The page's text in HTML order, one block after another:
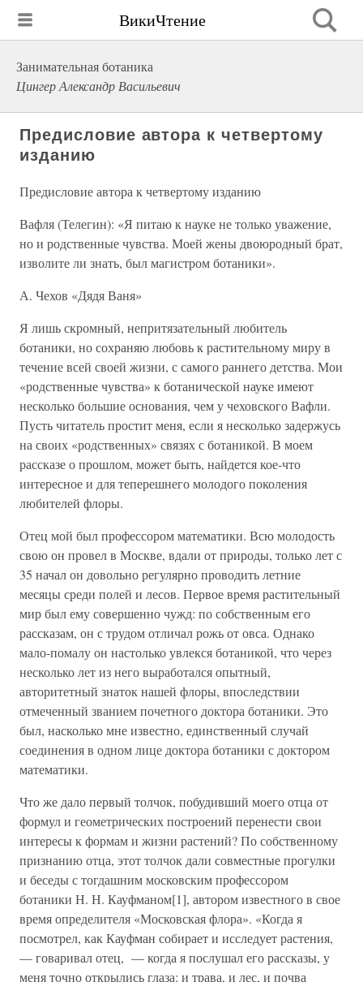
ВикиЧтение
Занимательная ботаника
Цингер Александр Васильевич
Предисловие автора к четвертому
изданию
Предисловие автора к четвертому изданию
Вафля (Телегин): «Я питаю к науке не только уважение,
но и родственные чувства. Моей жены двоюродный брат,
изволите ли знать, был магистром ботаники».
А. Чехов «Дядя Ваня»
Я лишь скромный, непритязательный любитель
ботаники, но сохраняю любовь к растительному миру в
течение всей своей жизни, с самого раннего детства. Мои
«родственные чувства» к ботанической науке имеют
несколько большие основания, чем у чеховского Вафли.
Пусть читатель простит меня, если я несколько задержусь
на своих «родственных» связях с ботаникой. В моем
рассказе о прошлом, может быть, найдется кое-что
интересное и для теперешнего молодого поколения
любителей флоры.
Отец мой был профессором математики. Всю молодость
свою он провел в Москве, вдали от природы, только лет с
35 начал он довольно регулярно проводить летние
месяцы среди полей и лесов. Первое время растительный
мир был ему совершенно чужд: по собственным его
рассказам, он с трудом отличал рожь от овса. Однако
мало-помалу он настолько увлекся ботаникой, что через
несколько лет из него выработался опытный,
авторитетный знаток нашей флоры, впоследствии
отмеченный званием почетного доктора ботаники. Это
был, насколько мне известно, единственный случай
соединения в одном лице доктора ботаники с доктором
математики.
Что же дало первый толчок, побудивший моего отца от
формул и геометрических построений перенести свои
интересы к формам и жизни растений? По собственному
признанию отца, этот толчок дали совместные прогулки
и беседы с тогдашним московским профессором
ботаники Н. Н. Кауфманом[1], автором известного в свое
время определителя «Московская флора». «Когда я
посмотрел, как Кауфман собирает и исследует растения,
— говаривал отец, — когда я послушал его рассказы, у
меня точно открылись глаза: и трава, и лес, и почва